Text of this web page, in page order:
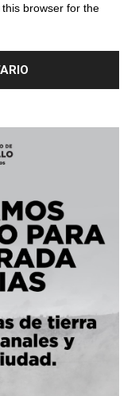
browser for the